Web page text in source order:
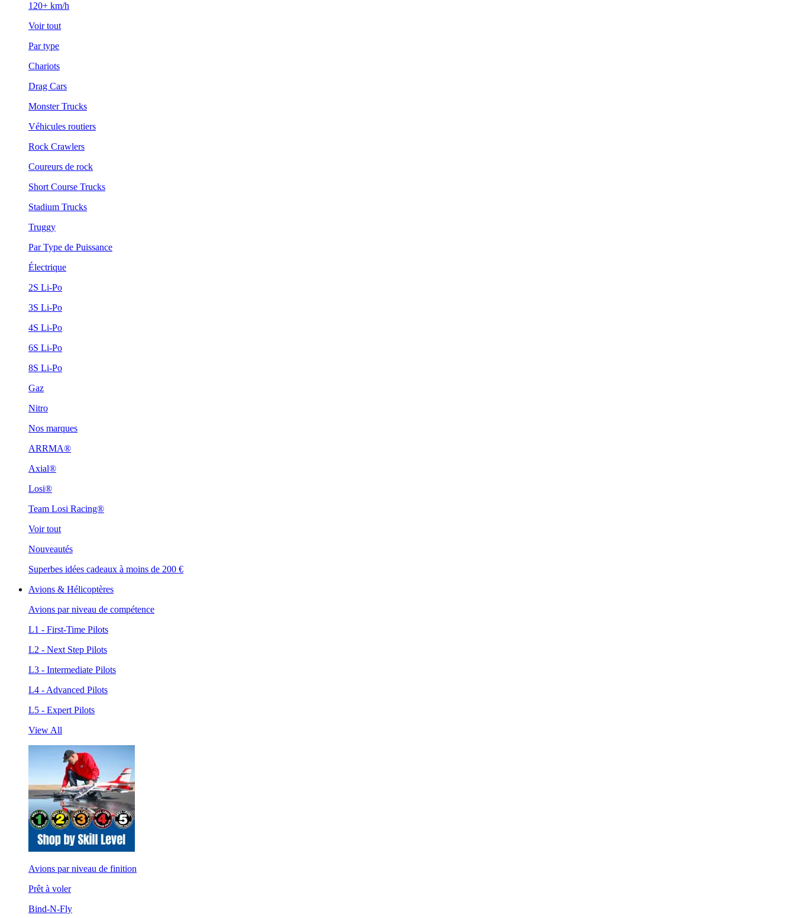
120+ km/h
Voir tout
Par type
Chariots
Drag Cars
Monster Trucks
Véhicules routiers
Rock Crawlers
Coureurs de rock
Short Course Trucks
Stadium Trucks
Truggy
Par Type de Puissance
Électrique
2S Li-Po
3S Li-Po
4S Li-Po
6S Li-Po
8S Li-Po
Gaz
Nitro
Nos marques
ARRMA®
Axial®
Losi®
Team Losi Racing®
Voir tout
Nouveautés
Superbes idées cadeaux à moins de 200 €
Avions & Hélicoptères
Avions par niveau de compétence
L1 - First-Time Pilots
L2 - Next Step Pilots
L3 - Intermediate Pilots
L4 - Advanced Pilots
L5 - Expert Pilots
View All
Avions par niveau de finition
Prêt à voler
Bind-N-Fly